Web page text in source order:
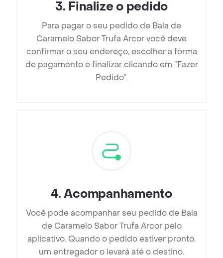
3. Finalize o pedido
Para pagar o seu pedido de Bala de
Caramelo Sabor Trufa Arcor você deve
confirmar o seu endereço, escolher a forma
de pagamento e finalizar clicando em ”Fazer
Pedido”.
4.Acompanhamento
Você pode acompanhar seu pedido de Bala
de Caramelo Sabor Trufa Arcor pelo
aplicativo. Quando o pedido estiver pronto,
um entregador o levará até o destino.